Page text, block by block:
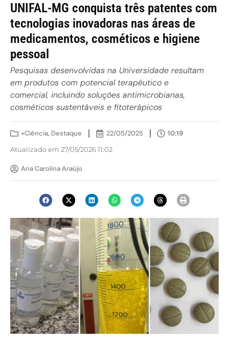
UNIFAL-MG conquista três patentes com
tecnologias inovadoras nas áreas de
medicamentos, cosméticos e higiene
pessoal
Pesquisas desenvolvidas na Universidade resultam
em produtos com potencial terapêutico e
comercial, incluindo soluções antimicrobianas,
cosméticos sustentáveis e fitoterápicos
+Ciência, Destaque 22/05/2025 10:19
Atualizado em 27/05/2026 11:02
Ana Carolina Araújo